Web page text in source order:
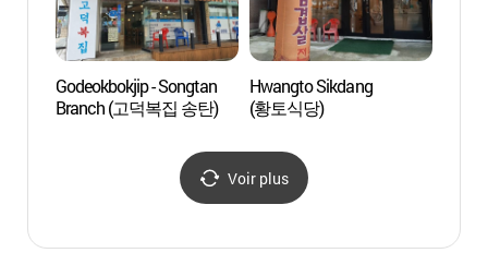
Godeokbokjip - Songtan
Branch (고덕복집 송탄)
Hwangto Sikdang
(황토식당)
Voir plus